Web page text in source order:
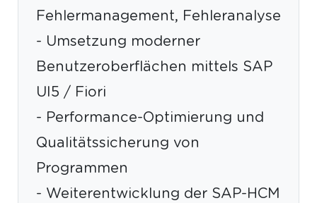
Fehlermanagement, Fehleranalyse
- Umsetzung moderner
Benutzeroberflächen mittels SAP
UI5 / Fiori
- Performance-Optimierung und
Qualitätssicherung von
Programmen
- Weiterentwicklung der SAP-HCM